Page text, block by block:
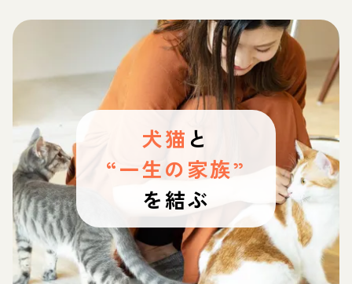
犬猫 と
“一生の家族”
を結ぶ